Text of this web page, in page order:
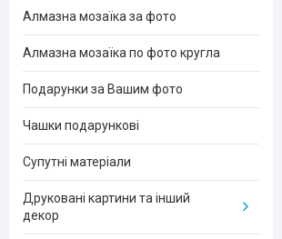
Алмазна мозаїка за фото
Алмазна мозаїка по фото кругла
Подарунки за Вашим фото
Чашки подарункові
Супутні матеріали
Друковані картини та інший
декор